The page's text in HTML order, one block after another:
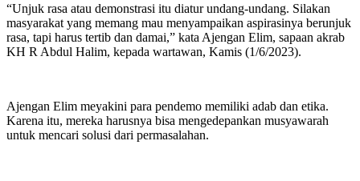
“Unjuk rasa atau demonstrasi itu diatur undang-undang. Silakan
masyarakat yang memang mau menyampaikan aspirasinya berunjuk
rasa, tapi harus tertib dan damai,” kata Ajengan Elim, sapaan akrab
KH R Abdul Halim, kepada wartawan, Kamis (1/6/2023).
Ajengan Elim meyakini para pendemo memiliki adab dan etika.
Karena itu, mereka harusnya bisa mengedepankan musyawarah
untuk mencari solusi dari permasalahan.